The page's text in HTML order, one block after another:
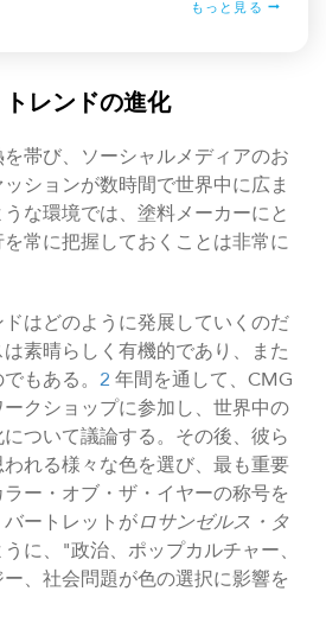
もっと見る
レンドの進化
帯び、ソーシャルメディアのお
ションが数時間で世界中に広ま
な環境では、塗料メーカーにと
常に把握しておくことは非常に
はどのように発展していくのだ
素晴らしく有機的であり、また
もある。 2 年間を通して、CMG
クショップに参加し、世界中の
ついて議論する。その後、彼ら
れる様々な色を選び、最も重要
ー・オブ・ザ・イヤーの称号を
ートレットがロサンゼルス・タ
に、"政治、ポップカルチャー、
、社会問題が色の選択に影響を